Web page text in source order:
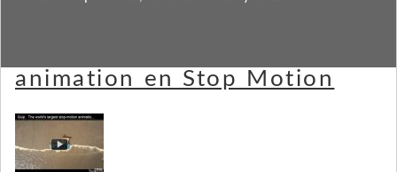
animation en Stop Motion